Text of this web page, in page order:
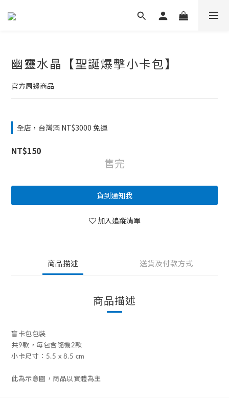
幽靈水晶【聖誕爆擊小卡包】
官方周邊商品
全店，台灣滿 NT$3000 免運
NT$150
售完
貨到通知我
加入追蹤清單
商品描述 送貨及付款方式
商品描述
盲卡包包裝
共9款，每包含隨機2款
小卡尺寸：5.5 x 8.5 cm
此為示意圖，商品以實體為主